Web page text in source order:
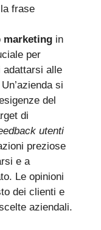
frase
marketing in
per
adattarsi alle
Un’azienda si
del
di
utenti
preziose
e a
Le opinioni
dei clienti e
aziendali.